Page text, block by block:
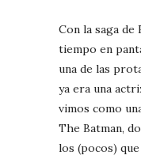
Con la saga de
tiempo en
una de las
ya era una
vimos como
The Batman,
los (pocos)